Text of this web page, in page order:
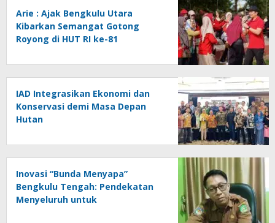
Arie : Ajak Bengkulu Utara
Kibarkan Semangat Gotong
Royong di HUT RI ke-81
IAD Integrasikan Ekonomi dan
Konservasi demi Masa Depan
Hutan
Inovasi “Bunda Menyapa”
Bengkulu Tengah: Pendekatan
Menyeluruh untuk